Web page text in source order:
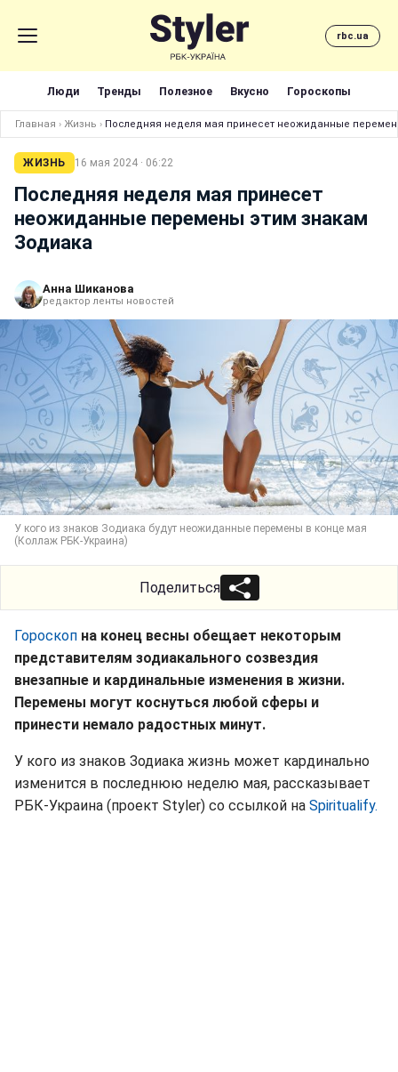
rbc.ua
Люди Тренды Полезное Вкусно Гороскопы
Главная › Жизнь › Последняя неделя мая принесет неожиданные
ЖИЗНЬ 16 мая 2024 · 06:22
Последняя неделя мая принесет
неожиданные перемены этим знакам
Зодиака
Анна Шиканова
редактор ленты новостей
У кого из знаков Зодиака будут неожиданные перемены в конце мая
(Коллаж РБК-Украина)
Поделиться
Гороскоп на конец весны обещает некоторым
представителям зодиакального созвездия
внезапные и кардинальные изменения в жизни.
Перемены могут коснуться любой сферы и
принести немало радостных минут.
У кого из знаков Зодиака жизнь может кардинально
изменится в последнюю неделю мая, рассказывает
РБК-Украина (проект Styler) со ссылкой на Spiritualify.